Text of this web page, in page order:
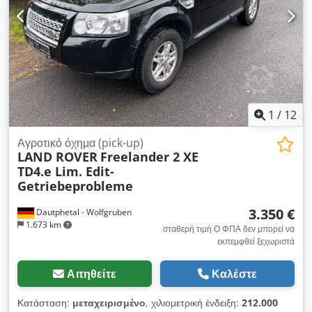
1 / 12
Dautphetal - Wolfgruben
1.673 km
Αγροτικό όχημα (pick-up)
LAND ROVER Freelander 2 XE
TD4.e Lim. Edit-
Getriebeprobleme
3.350 €
σταθερή τιμή Ο ΦΠΑ δεν μπορεί να
εκπεμφθεί ξεχωριστά
Αιτηθείτε Καλέστε
Κατάσταση: μεταχειρισμένο, χιλιομετρική ένδειξη: 212.000